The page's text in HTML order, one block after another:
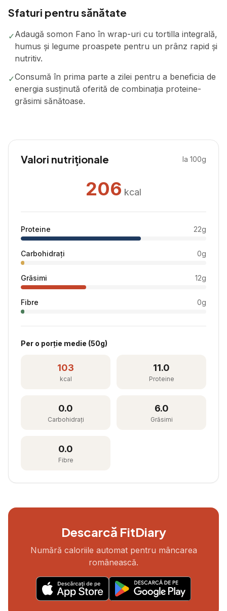
Sfaturi pentru sănătate
✓Adaugă somon Fano în wrap-uri cu tortilla integrală,
humus și legume proaspete pentru un prânz rapid și
nutritiv.
✓Consumă în prima parte a zilei pentru a beneficia de
energia susținută oferită de combinația proteine-
grăsimi sănătoase.
Valori nutriționale la 100g
206 kcal
Proteine 22g
Carbohidrați 0g
Grăsimi 12g
Fibre 0g
Per o porție medie (50g)
103
kcal
11.0
Proteine
0.0
Carbohidrați
6.0
Grăsimi
0.0
Fibre
Descarcă FitDiary
Numără caloriile automat pentru mâncarea
românească.